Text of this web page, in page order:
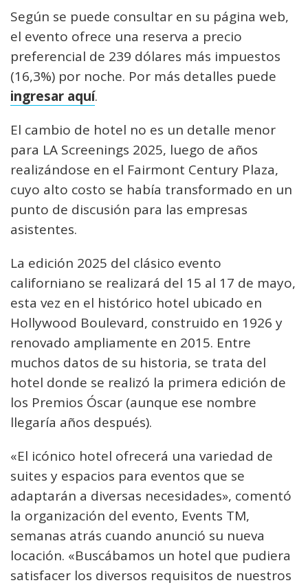
Según se puede consultar en su página web,
el evento ofrece una reserva a precio
preferencial de 239 dólares más impuestos
(16,3%) por noche. Por más detalles puede
ingresar aquí.
El cambio de hotel no es un detalle menor
para LA Screenings 2025, luego de años
realizándose en el Fairmont Century Plaza,
cuyo alto costo se había transformado en un
punto de discusión para las empresas
asistentes.
La edición 2025 del clásico evento
californiano se realizará del 15 al 17 de mayo,
esta vez en el histórico hotel ubicado en
Hollywood Boulevard, construido en 1926 y
renovado ampliamente en 2015. Entre
muchos datos de su historia, se trata del
hotel donde se realizó la primera edición de
los Premios Óscar (aunque ese nombre
llegaría años después).
«El icónico hotel ofrecerá una variedad de
suites y espacios para eventos que se
adaptarán a diversas necesidades», comentó
la organización del evento, Events TM,
semanas atrás cuando anunció su nueva
locación. «Buscábamos un hotel que pudiera
satisfacer los diversos requisitos de nuestros